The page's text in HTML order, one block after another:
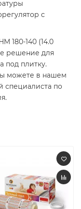
с
180-140 (14.0
решение для
под плитку.
можете в нашем
специалиста по